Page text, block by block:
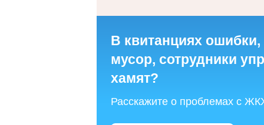
В квитанциях
мусор, сотрудники
хамят?
Расскажите о проблемах с